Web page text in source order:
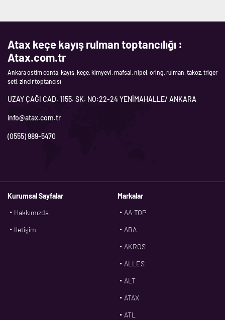
Atax keçe kayış rulman toptancılığı :
Atax.com.tr
Ankara ostim conta, kayış, keçe, kimyevi, mafsal, nipel, oring, rulman, takoz, triger
seti, zincir toptancısı
UZAY ÇAĞI CAD. 1155. SK. NO:22-24 YENİMAHALLE/ ANKARA
info@atax.com.tr
(0555) 989-5470
Kurumsal Sayfalar
Hakkımızda
İletişim
Markalar
AA-TOP
ABA
AKROS
ALLES
ALT
ATAX
ATL